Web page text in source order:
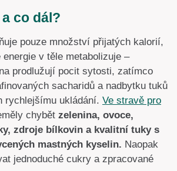
co dál?
pouze množství přijatých kalorií,
v těle metabolizuje –
prodlužují pocit sytosti, zatímco
sacharidů a nadbytku tuků
rychlejšímu ukládání. Ve stravě pro
chybět zelenina, ovoce,
zdroje bílkovin a kvalitní tuky s
mastných kyselin. Naopak
jednoduché cukry a zpracované